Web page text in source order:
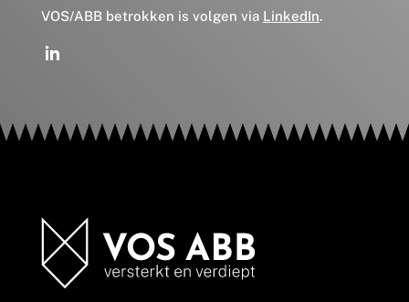
VOS/ABB betrokken is volgen via LinkedIn.